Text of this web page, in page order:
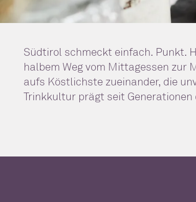
Südtirol schmeckt einfach. Punkt.
halbem Weg vom Mittagessen zur
aufs Köstlichste zueinander, die
Trinkkultur prägt seit Generationen